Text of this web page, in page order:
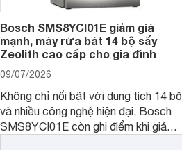
Bosch SMS8YCI01E giảm giá
mạnh, máy rửa bát 14 bộ sấy
Zeolith cao cấp cho gia đình
09/07/2026
Không chỉ nổi bật với dung tích 14 bộ
và nhiều công nghệ hiện đại, Bosch
SMS8YCI01E còn ghi điểm khi giá